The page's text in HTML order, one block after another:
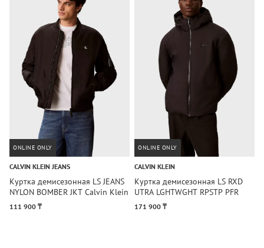
ONLINE ONLY
CALVIN KLEIN JEANS
Куртка демисезонная LS JEANS
NYLON BOMBER JKT Calvin Klein
Jeans
111 900 ₸
ONLINE ONLY
CALVIN KLEIN
Куртка демисезонная LS RXD
UTRA LGHTWGHT RPSTP PFR
Calvin Klein
171 900 ₸